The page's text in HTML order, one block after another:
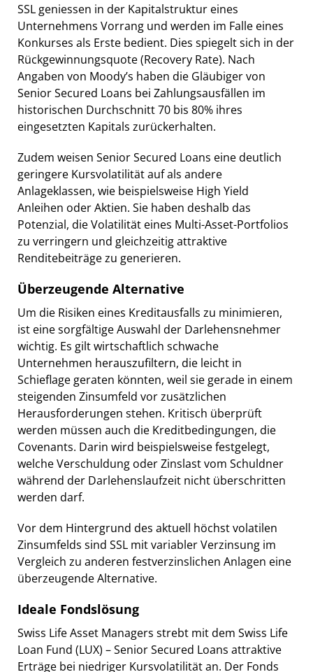
SSL geniessen in der Kapitalstruktur eines
Unternehmens Vorrang und werden im Falle eines
Konkurses als Erste bedient. Dies spiegelt sich in der
Rückgewinnungsquote (Recovery Rate). Nach
Angaben von Moody’s haben die Gläubiger von
Senior Secured Loans bei Zahlungsausfällen im
historischen Durchschnitt 70 bis 80% ihres
eingesetzten Kapitals zurückerhalten.
Zudem weisen Senior Secured Loans eine deutlich
geringere Kursvolatilität auf als andere
Anlageklassen, wie beispielsweise High Yield
Anleihen oder Aktien. Sie haben deshalb das
Potenzial, die Volatilität eines Multi-Asset-Portfolios
zu verringern und gleichzeitig attraktive
Renditebeiträge zu generieren.
Überzeugende Alternative
Um die Risiken eines Kreditausfalls zu minimieren,
ist eine sorgfältige Auswahl der Darlehensnehmer
wichtig. Es gilt wirtschaftlich schwache
Unternehmen herauszufiltern, die leicht in
Schieflage geraten könnten, weil sie gerade in einem
steigenden Zinsumfeld vor zusätzlichen
Herausforderungen stehen. Kritisch überprüft
werden müssen auch die Kreditbedingungen, die
Covenants. Darin wird beispielsweise festgelegt,
welche Verschuldung oder Zinslast vom Schuldner
während der Darlehenslaufzeit nicht überschritten
werden darf.
Vor dem Hintergrund des aktuell höchst volatilen
Zinsumfelds sind SSL mit variabler Verzinsung im
Vergleich zu anderen festverzinslichen Anlagen eine
überzeugende Alternative.
Ideale Fondslösung
Swiss Life Asset Managers strebt mit dem Swiss Life
Loan Fund (LUX) – Senior Secured Loans attraktive
Erträge bei niedriger Kursvolatilität an. Der Fonds